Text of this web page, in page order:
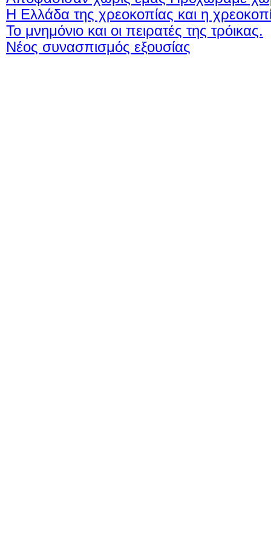
Η Ελλάδα της χρεοκοπίας και η
Το μνημόνιο και οι πειρατές της τρόικας.
Νέος συνασπισμός εξουσίας